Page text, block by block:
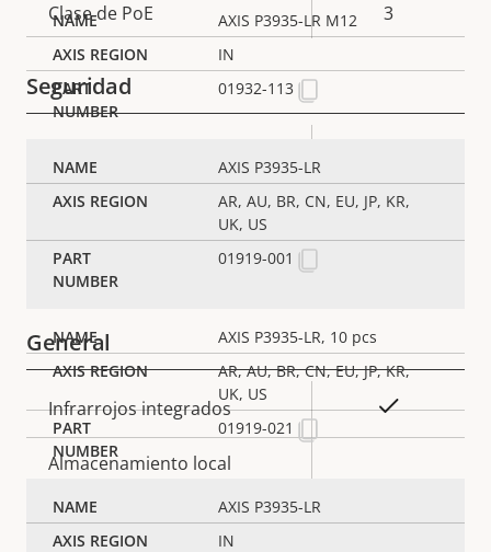
Descripción
de
propiedad
Valor de
la
propiedad
Clase de PoE 3
Seguridad
de
propiedad
la
propiedad
IEEE 802.1X Sí
Sistema operativo firmado
General
Descripción
de
propiedad
Valor de
la
propiedad
Infrarrojos integrados Sí
Almacenamiento local
memoria)
AXIS P3935-LR M12
IN
01932-113
AXIS P3935-LR
AR, AU, BR, CN, EU, JP, KR,
UK, US
01919-001
AXIS P3935-LR, 10 pcs
AR, AU, BR, CN, EU, JP, KR,
UK, US
01919-021
AXIS P3935-LR
IN